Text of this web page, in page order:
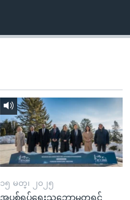
၁၅ မတ္၊ ၂၀၂၅
အပစ်ရပ်ရေးသဘောမတူရင်